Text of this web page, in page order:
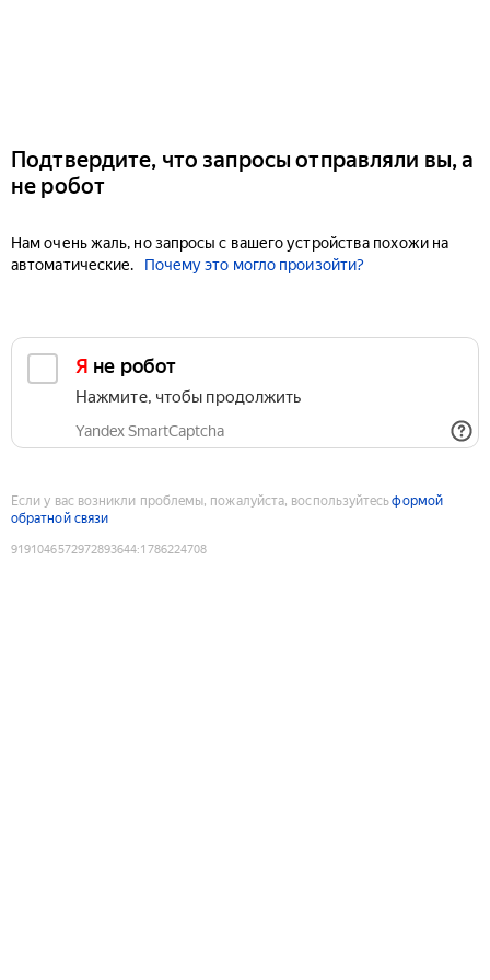
Подтвердите, что запросы отправляли вы, а
не робот
Нам очень жаль, но запросы с вашего устройства похожи на
автоматические.
Почему это могло произойти?
Я не робот
Нажмите, чтобы продолжить
Yandex SmartCaptcha
Если у вас возникли проблемы, пожалуйста, воспользуйтесьформой
обратной связи
9191046572972893644:1786224708